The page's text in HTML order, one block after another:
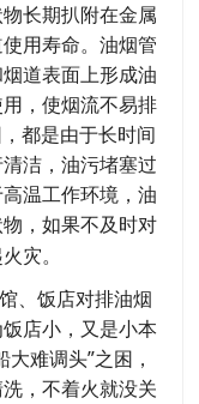
长期扒附在金属
用寿命。油烟管
道表面上形成油
，使烟流不易排
都是由于长时间
洁，油污堵塞过
温工作环境，油
，如果不及时对
灾。
、饭店对排油烟
店小，又是小本
难调头”之困，
，不着火就没关